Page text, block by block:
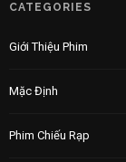
CATEGORIES
Giới Thiệu Phim
Mặc Định
Phim Chiếu Rạp